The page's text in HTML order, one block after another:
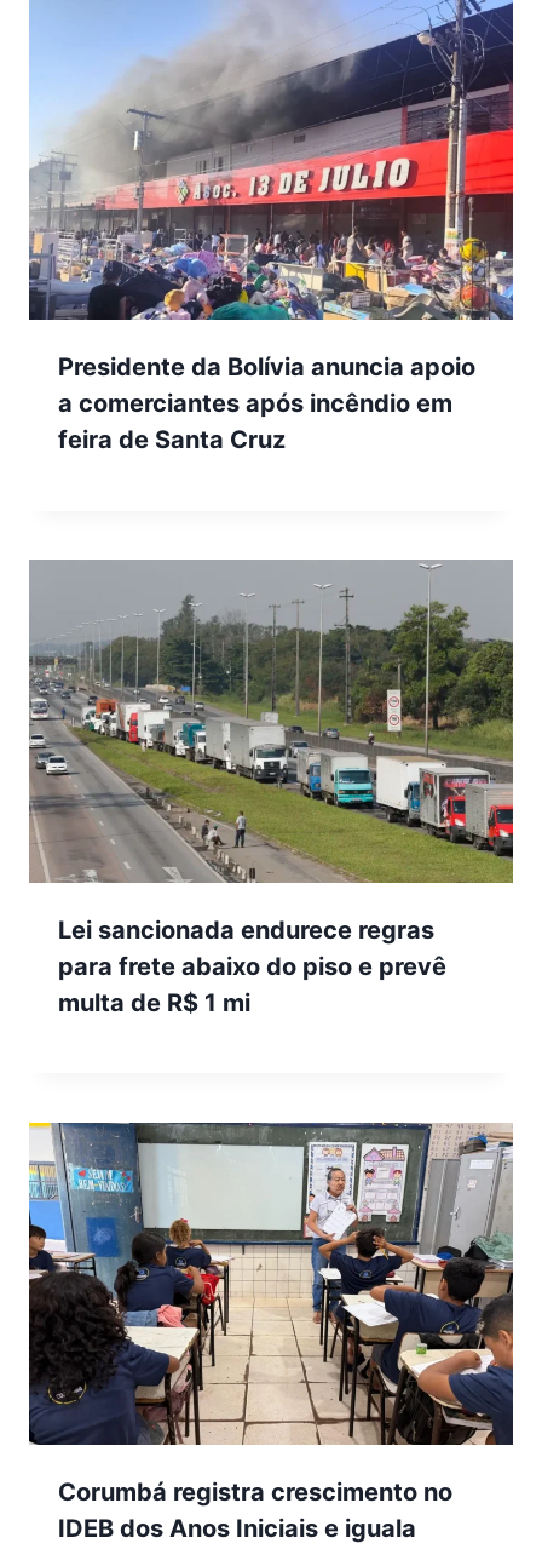
Presidente da Bolívia anuncia apoio
a comerciantes após incêndio em
feira de Santa Cruz
Lei sancionada endurece regras
para frete abaixo do piso e prevê
multa de R$ 1 mi
Corumbá registra crescimento no
IDEB dos Anos Iniciais e iguala